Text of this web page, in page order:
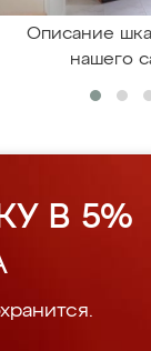
Описание
нашего
В 5%